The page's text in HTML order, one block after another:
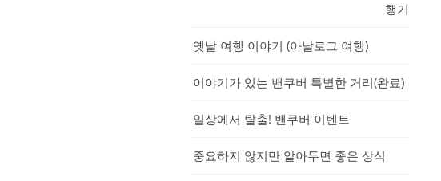
행기
옛날 여행 이야기 (아날로그 여행)
이야기가 있는 밴쿠버 특별한 거리(완료)
일상에서 탈출! 밴쿠버 이벤트
중요하지 않지만 알아두면 좋은 상식